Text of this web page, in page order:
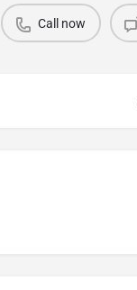
Call now